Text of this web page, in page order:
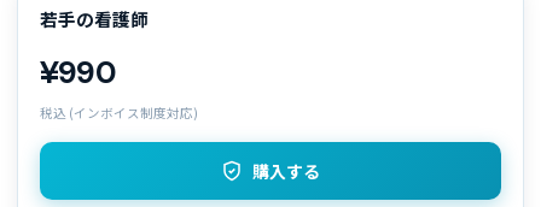
若手の看護師
¥990
税込 (インボイス制度対応)
購入する